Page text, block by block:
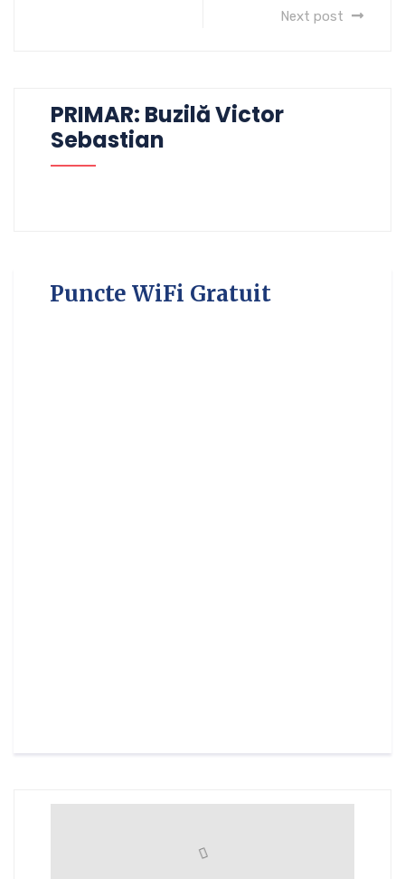
Next post
PRIMAR: Buzilă Victor
Sebastian
Puncte WiFi Gratuit